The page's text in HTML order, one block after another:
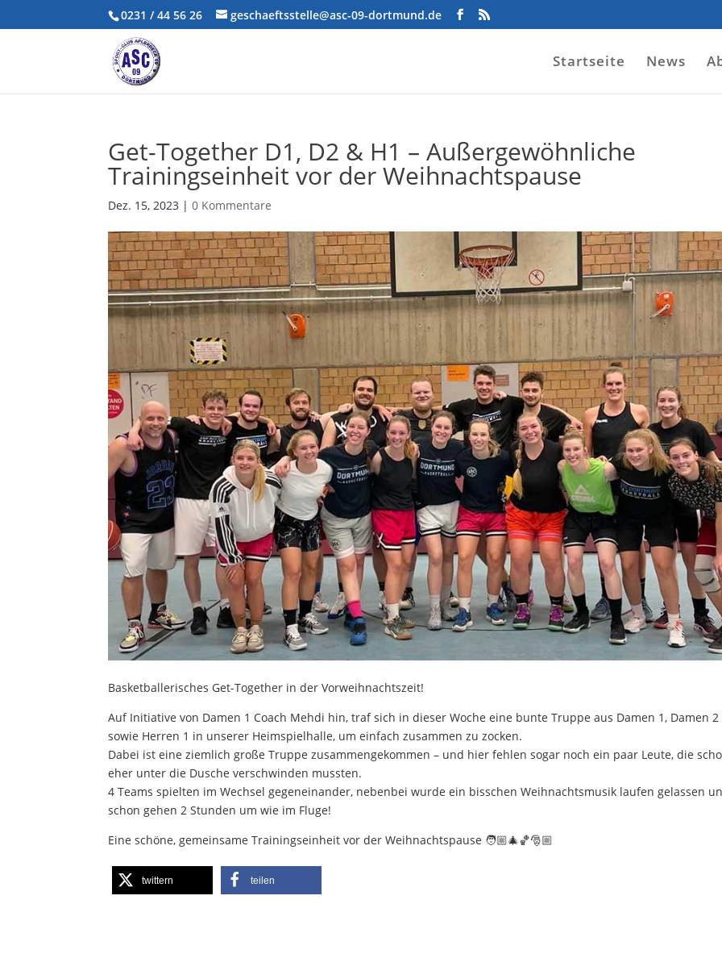
0231 / 44 56 26 geschaeftsstelle@asc-09-dortmund.de
Startseite News
Get-Together D1, D2 & H1 – Außergewöhnliche
Trainingseinheit vor der Weihnachtspause
Dez. 15, 2023 |0 Kommentare
Basketballerisches Get-Together in der Vorweihnachtszeit!
Auf Initiative von Damen 1 Coach Mehdi hin, traf sich in dieser Woche eine bunte Truppe aus Damen 1, Damen 2
sowie Herren 1 in unserer Heimspielhalle, um einfach zusammen zu zocken.
Dabei ist eine ziemlich große Truppe zusammengekommen – und hier fehlen sogar noch ein paar Leute, die
eher unter die Dusche verschwinden mussten.
4 Teams spielten im Wechsel gegeneinander, nebenbei wurde ein bisschen Weihnachtsmusik laufen gelassen
schon gehen 2 Stunden um wie im Fluge!
Eine schöne, gemeinsame Trainingseinheit vor der Weihnachtspause 🧑🏼‍🎄🏀🎅🏼
twittern teilen